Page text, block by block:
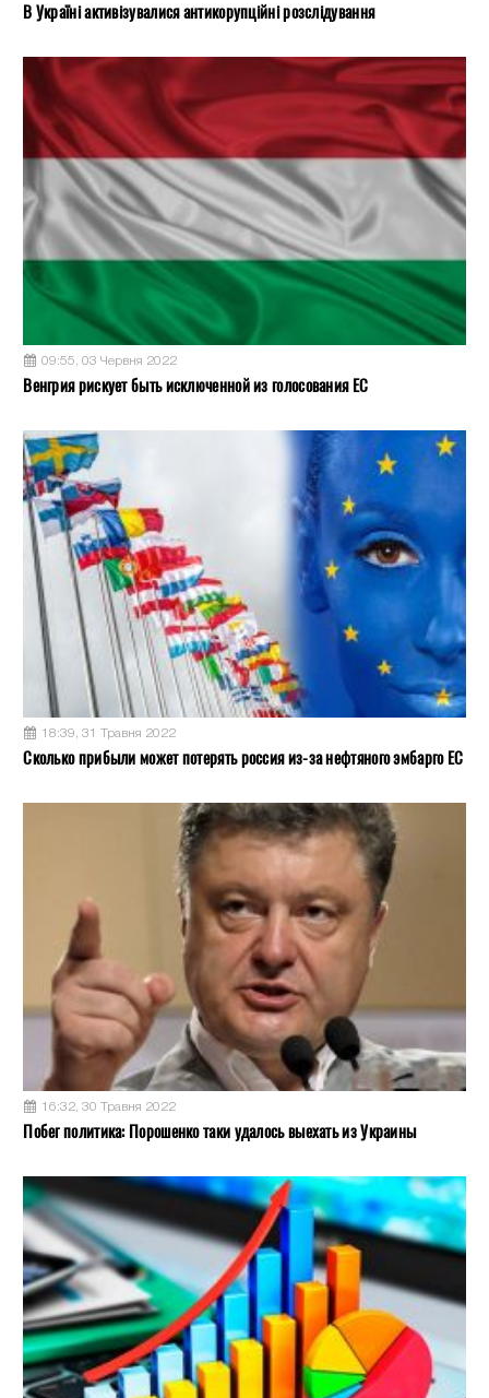
В Україні активізувалися антикорупційні розслідування
09:55, 03 Червня 2022
Венгрия рискует быть исключенной из голосования ЕС
18:39, 31 Травня 2022
Сколько прибыли может потерять россия из-за нефтяного эмбарго ЕС
16:32, 30 Травня 2022
Побег политика: Порошенко таки удалось выехать из Украины